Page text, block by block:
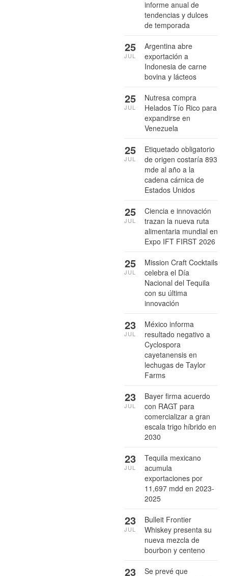
informe anual de
tendencias y dulces
de temporada
Argentina abre
exportación a
Indonesia de carne
bovina y lácteos
25
JUL
Nutresa compra
Helados Tío Rico para
expandirse en
Venezuela
25
JUL
Etiquetado obligatorio
de origen costaría 893
mde al año a la
cadena cárnica de
Estados Unidos
25
JUL
Ciencia e innovación
trazan la nueva ruta
alimentaria mundial en
Expo IFT FIRST 2026
25
JUL
Mission Craft Cocktails
celebra el Día
Nacional del Tequila
con su última
innovación
25
JUL
México informa
resultado negativo a
Cyclospora
cayetanensis en
lechugas de Taylor
Farms
23
JUL
Bayer firma acuerdo
con RAGT para
comercializar a gran
escala trigo híbrido en
2030
23
JUL
Tequila mexicano
acumula
exportaciones por
11,697 mdd en 2023-
2025
23
JUL
Bulleit Frontier
Whiskey presenta su
nueva mezcla de
bourbon y centeno
23
JUL
Se prevé que
23